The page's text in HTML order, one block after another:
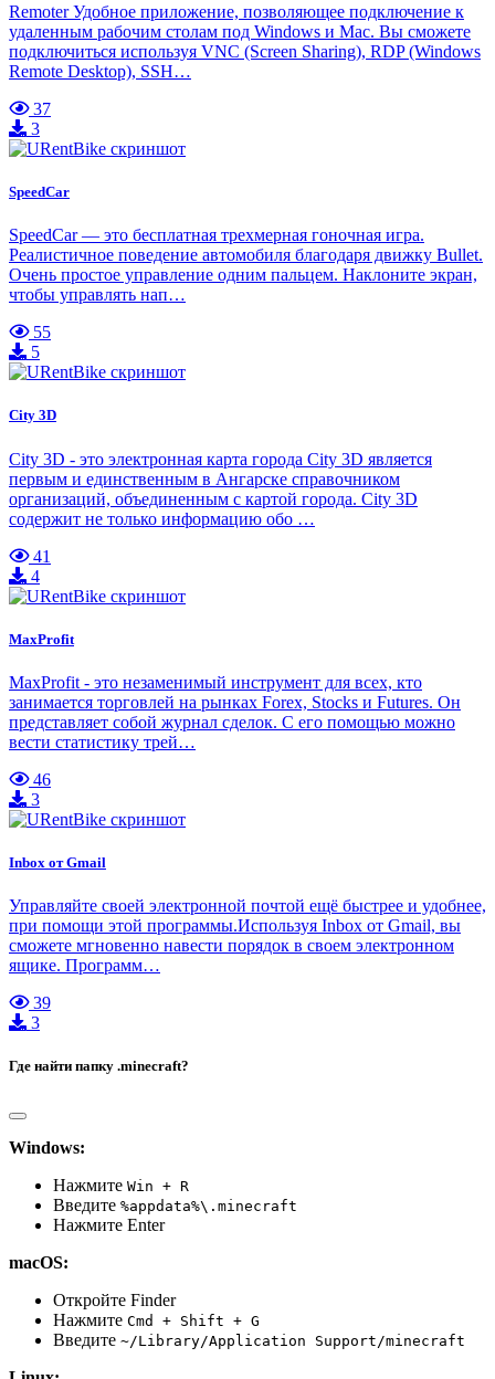
Remoter Удобное приложение, позволяющее подключение к
удаленным рабочим столам под Windows и Mac. Вы сможете
подключиться используя VNC (Screen Sharing), RDP (Windows
Remote Desktop), SSH…
37
3
SpeedCar
SpeedCar — это бесплатная трехмерная гоночная игра.
Реалистичное поведение автомобиля благодаря движку Bullet.
Очень простое управление одним пальцем. Наклоните экран,
чтобы управлять нап…
55
5
City 3D
City 3D - это электронная карта города City 3D является
первым и единственным в Ангарске справочником
организаций, объединенным с картой города. City 3D
содержит не только информацию обо …
41
4
MaxProfit
MaxProfit - это незаменимый инструмент для всех, кто
занимается торговлей на рынках Forex, Stocks и Futures. Он
представляет собой журнал сделок. С его помощью можно
вести статистику трей…
46
3
Inbox от Gmail
Управляйте своей электронной почтой ещё быстрее и удобнее,
при помощи этой программы.Используя Inbox от Gmail, вы
сможете мгновенно навести порядок в своем электронном
ящике. Программ…
39
3
Где найти папку .minecraft?
Windows:
Нажмите Win + R
Введите %appdata%\.minecraft
Нажмите Enter
macOS:
Откройте Finder
Нажмите Cmd + Shift + G
Введите ~/Library/Application Support/minecraft